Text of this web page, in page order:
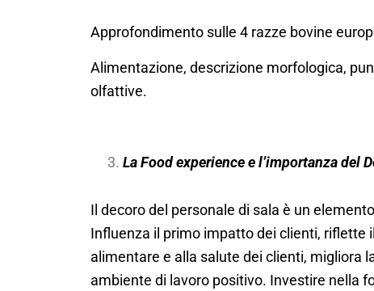
Approfondimento sulle 4 razze bovine
Alimentazione, descrizione morfologica,
olfattive.
La Food experience e l’importanza del
Il decoro del personale di sala è un
Influenza il primo impatto dei clienti, riflette
alimentare e alla salute dei clienti, migliora
ambiente di lavoro positivo. Investire nella